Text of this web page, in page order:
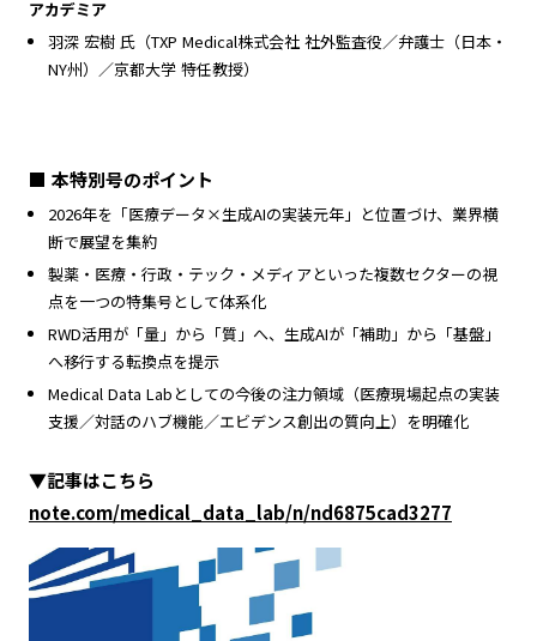
アカデミア
羽深 宏樹 氏（TXP Medical株式会社 社外監査役／弁護士（日本・
NY州）／京都大学 特任教授）
■ 本特別号のポイント
2026年を「医療データ×生成AIの実装元年」と位置づけ、業界横
断で展望を集約
製薬・医療・行政・テック・メディアといった複数セクターの視
点を一つの特集号として体系化
RWD活用が「量」から「質」へ、生成AIが「補助」から「基盤」
へ移行する転換点を提示
Medical Data Labとしての今後の注力領域（医療現場起点の実装
支援／対話のハブ機能／エビデンス創出の質向上）を明確化
▼記事はこちら
note.com/medical_data_lab/n/nd6875cad3277